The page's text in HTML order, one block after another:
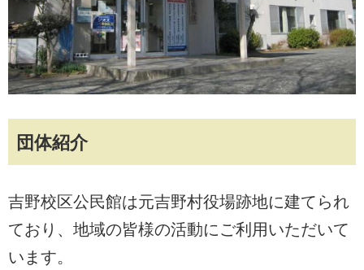
団体紹介
吉野校区公民館は元吉野村役場跡地に建てられ
ており、地域の皆様の活動にご利用いただいて
います。